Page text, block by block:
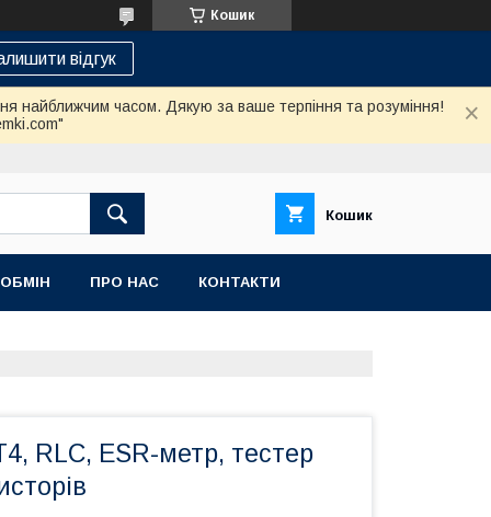
Кошик
відгук
найближчим часом. Дякую за ваше терпіння та розуміння!
Кошик
ПРО НАС КОНТАКТИ
RLC, ESR-метр, тестер